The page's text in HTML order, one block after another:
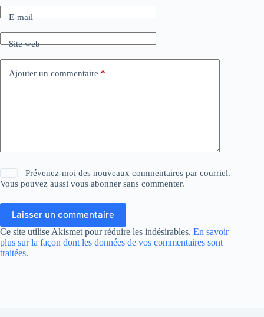
E-mail
Site web
Ajouter un commentaire *
Prévenez-moi des nouveaux commentaires par courriel.
Vous pouvez aussi vous abonner sans commenter.
Laisser un commentaire
Ce site utilise Akismet pour réduire les indésirables. En savoir
plus sur la façon dont les données de vos commentaires sont
traitées.